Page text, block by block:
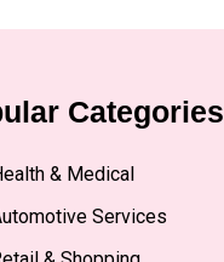
Categories
& Medical
Services